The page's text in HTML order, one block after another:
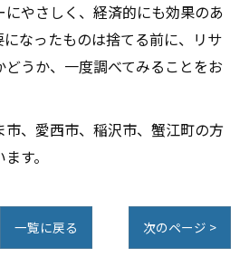
やさしく、経済的にも効果のあ
なったものは捨てる前に、リサ
うか、一度調べてみることをお
、愛西市、稲沢市、蟹江町の方
す。
一覧に戻る 次のページ >